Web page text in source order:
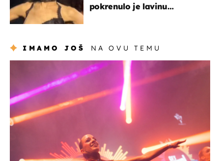
pokrenulo je lavinu
IMAMO JOŠ NA OVU TEMU